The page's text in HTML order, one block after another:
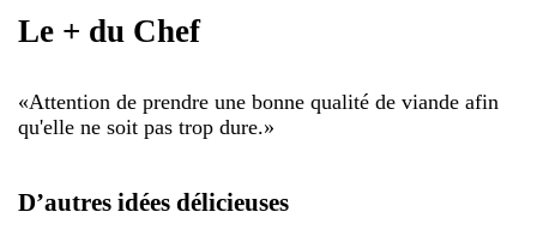
Le + du Chef
«Attention de prendre une bonne qualité de viande afin
qu'elle ne soit pas trop dure.»
D’autres idées délicieuses